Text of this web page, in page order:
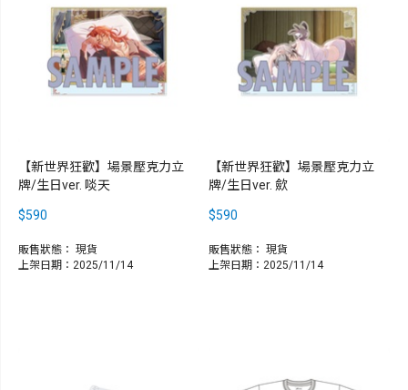
【新世界狂歡】場景壓克力立
牌/生日ver. 啖天
$590
販售狀態： 現貨
上架日期：2025/11/14
【新世界狂歡】場景壓克力立
牌/生日ver. 歛
$590
販售狀態： 現貨
上架日期：2025/11/14